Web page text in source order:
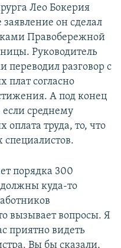
Лео Бокерия
он сделал
Правобережной
Руководитель
переводил разговор с
согласно
А под конец
если среднему
оплата труда, то, что
порядка 300
куда-то
вызывает вопросы. Я
приятно видеть
Вы бы сказали,